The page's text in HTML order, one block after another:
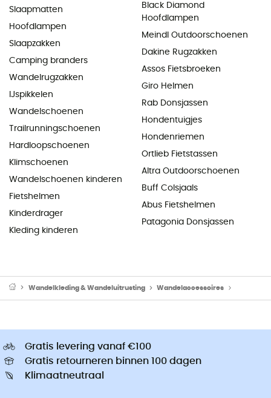
Slaapmatten
Hoofdlampen
Slaapzakken
Camping branders
Wandelrugzakken
IJspikkelen
Wandelschoenen
Trailrunningschoenen
Hardloopschoenen
Klimschoenen
Wandelschoenen kinderen
Fietshelmen
Kinderdrager
Kleding kinderen
Black Diamond
Hoofdlampen
Meindl Outdoorschoenen
Dakine Rugzakken
Assos Fietsbroeken
Giro Helmen
Rab Donsjassen
Hondentuigjes
Hondenriemen
Ortlieb Fietstassen
Altra Outdoorschoenen
Buff Colsjaals
Abus Fietshelmen
Patagonia Donsjassen
Wandelkleding & Wandeluitrusting Wandelaccessoires
Gratis levering vanaf €100
Gratis retourneren binnen 100 dagen
Klimaatneutraal